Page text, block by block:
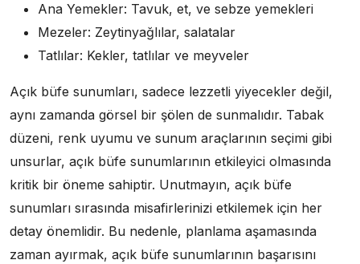
Ana Yemekler: Tavuk, et, ve sebze yemekleri
Mezeler: Zeytinyağlılar, salatalar
Tatlılar: Kekler, tatlılar ve meyveler
Açık büfe sunumları, sadece lezzetli yiyecekler değil,
aynı zamanda görsel bir şölen de sunmalıdır. Tabak
düzeni, renk uyumu ve sunum araçlarının seçimi gibi
unsurlar, açık büfe sunumlarının etkileyici olmasında
kritik bir öneme sahiptir. Unutmayın, açık büfe
sunumları sırasında misafirlerinizi etkilemek için her
detay önemlidir. Bu nedenle, planlama aşamasında
zaman ayırmak, açık büfe sunumlarının başarısını